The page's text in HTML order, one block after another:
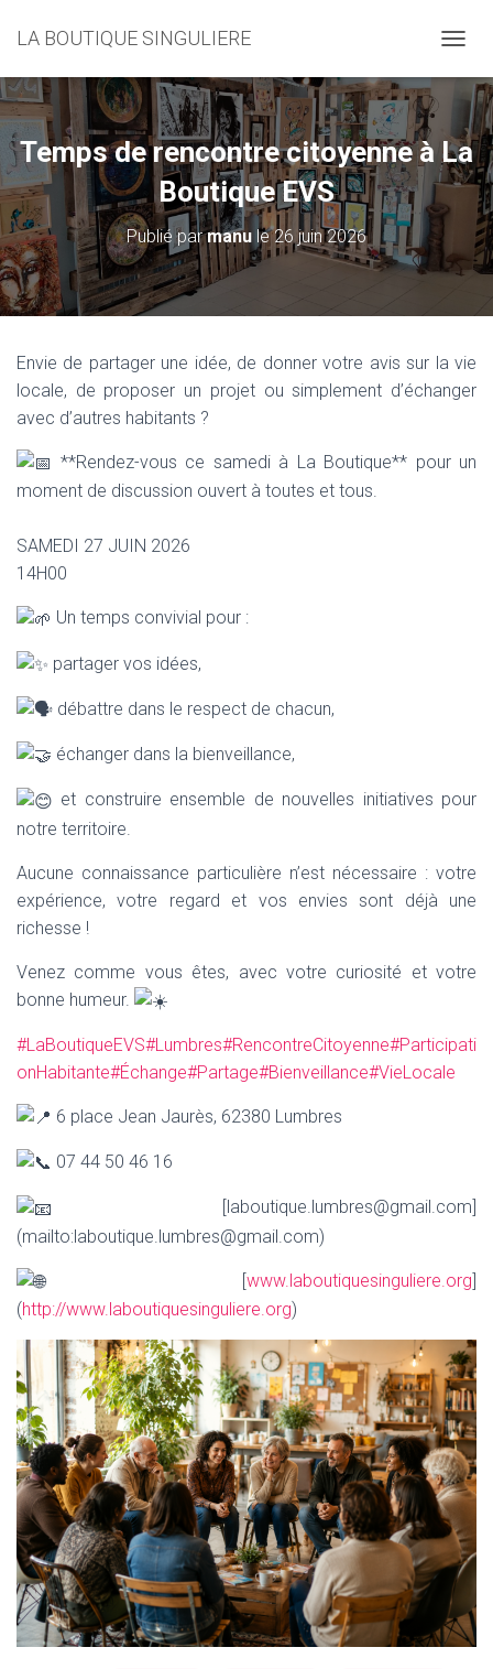
LA BOUTIQUE SINGULIERE
É
I
E
R
A
T
I
Temps de rencontre citoyenne à La
Boutique EVS
Publié parmanu le26 juin 2026
Envie de partager une idée, de donner votre avis sur la vie
locale, de proposer un projet ou simplement d’échanger
avec d’autres habitants ?
**Rendez-vous ce samedi à La Boutique** pour un
moment de discussion ouvert à toutes et tous.
SAMEDI 27 JUIN 2026
14H00
Un temps convivial pour :
partager vos idées,
débattre dans le respect de chacun,
échanger dans la bienveillance,
et construire ensemble de nouvelles initiatives pour
notre territoire.
Aucune connaissance particulière n’est nécessaire : votre
expérience, votre regard et vos envies sont déjà une
richesse !
Venez comme vous êtes, avec votre curiosité et votre
bonne humeur.
#LaBoutiqueEVS#Lumbres#RencontreCitoyenne#Participati
onHabitante#Échange#Partage#Bienveillance#VieLocale
6 place Jean Jaurès, 62380 Lumbres
07 44 50 46 16
[laboutique.lumbres@gmail.com]
(mailto:laboutique.lumbres@gmail.com)
[www.laboutiquesinguliere.org]
(http://www.laboutiquesinguliere.org)